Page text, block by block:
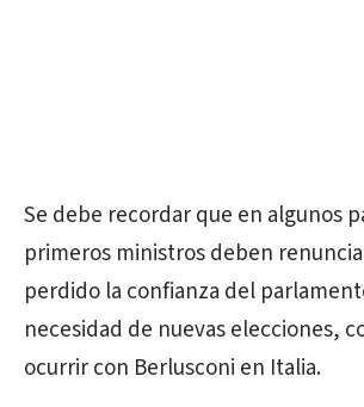
Se debe recordar que en algunos
primeros ministros deben
perdido la confianza del
necesidad de nuevas elecciones,
ocurrir con Berlusconi en Italia.